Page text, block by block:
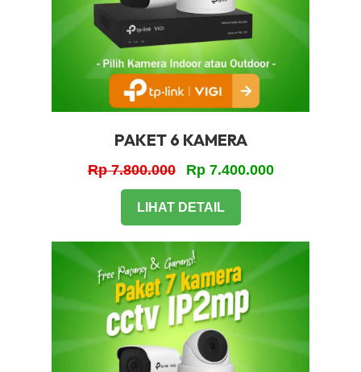
PAKET 6 KAMERA
Rp 7.800.000 Rp 7.400.000
LIHAT DETAIL